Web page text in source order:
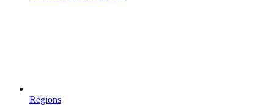
Régions